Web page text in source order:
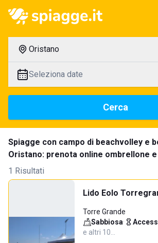
Oristano
Seleziona date
Cerca
Spiagge con campo di beachvolley e
Oristano: prenota online ombrellone
1 Risultati
Lido Eolo
Torre Grande
Sabbiosa·
e altri 10…